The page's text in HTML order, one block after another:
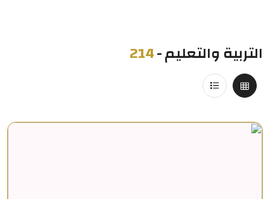
التربية والتعليم-
214